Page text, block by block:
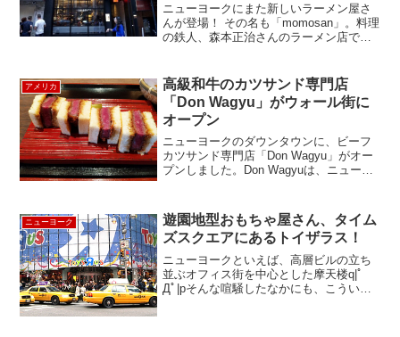
ニューヨークにまた新しいラーメン屋さ
んが登場！ その名も「momosan」。料理
の鉄人、森本正治さんのラーメン店で
からはバーカウンターが見えて大人な雰
囲気。よく見る...
アメリカ
高級和牛のカツサンド専門店
「Don Wagyu」がウォール街に
オープン
ニューヨークのダウンタウンに、ビーフ
カツサンド専門店「Don Wagyu」がオー
プンしました。Don Wagyuは、ニューヨ
の、牛のピンクのネオンサインが目印
で...
ニューヨーク
遊園地型おもちゃ屋さん、タイム
ズスクエアにあるトイザラス！
ニューヨークといえば、高層ビルの立ち
並ぶオフィス街を中心とした摩天楼q|ﾟ
Дﾟ|pそんな喧騒したなかにも、こういう